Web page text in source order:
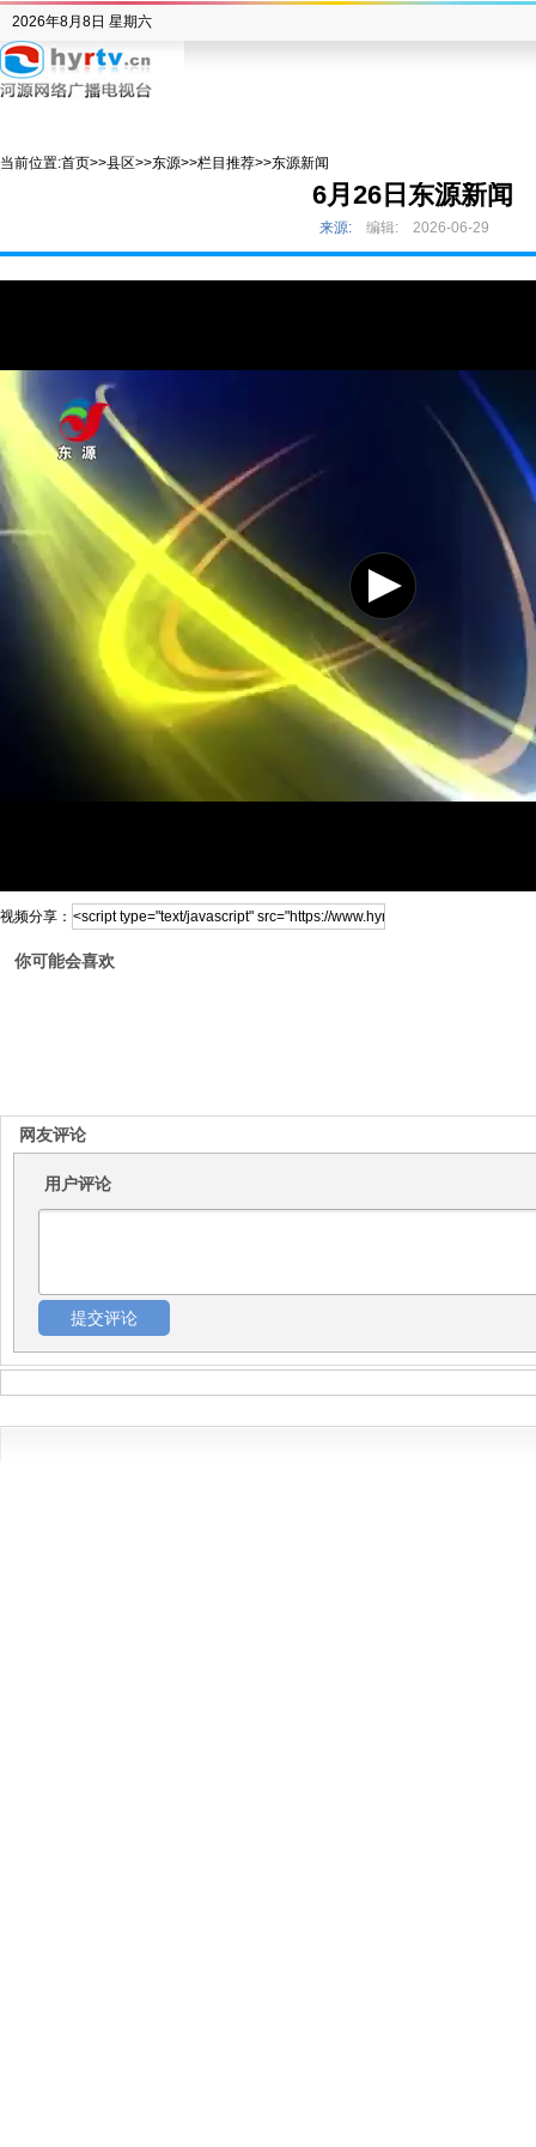
2026年8月8日 星期六
当前位置:首页>>县区>>东源>>栏目推荐>>东源新闻
6月26日东源新闻
来源: 编辑: 2026-06-29
视频分享：
你可能会喜欢
网友评论
用户评论